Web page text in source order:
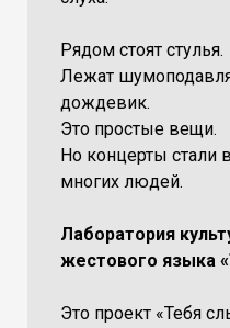
Рядом стоят стулья.
Лежат
дождевик.
Это простые вещи.
Но концерты стали
многих людей.
Лаборатория
жестового языка
Это проект «Тебя